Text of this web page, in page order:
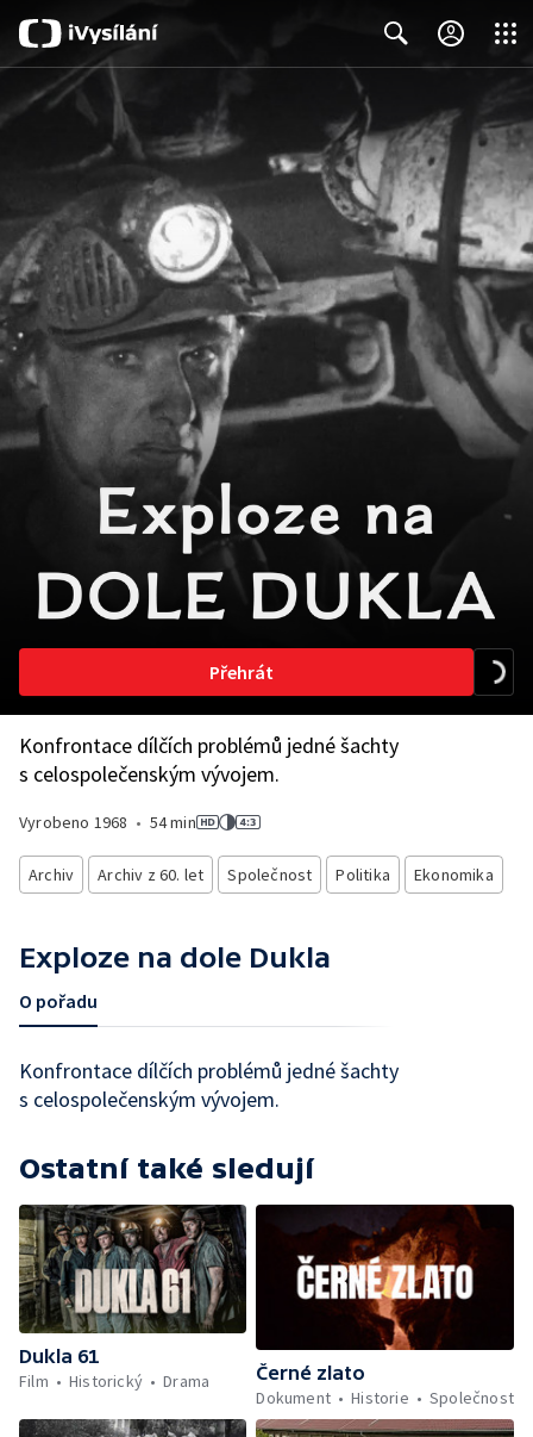
Přehrát
Konfrontace dílčích problémů jedné šachty
s celospolečenským vývojem.
Vyrobeno 1968 • 54 min
Archiv Archiv z 60. let Společnost Politika Ekonomika
Exploze na dole Dukla
O pořadu
Konfrontace dílčích problémů jedné šachty
s celospolečenským vývojem.
Ostatní také sledují
Dukla 61
Film
Historický Drama
Černé zlato
Dokument
Historie Společnost